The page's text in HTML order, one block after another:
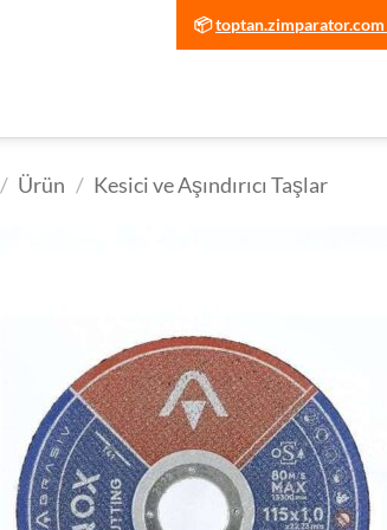
📦toptan.zimparator.com
/ Ürün / Kesici ve Aşındırıcı Taşlar